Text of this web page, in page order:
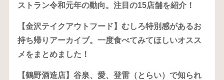
ストラン令和元年の動向。注目の15店舗を紹介！
【金沢テイクアウトフード】むしろ特別感があるお
持ち帰りアーカイブ。一度食べてみてほしいオスス
メをまとめました！
【鶴野酒造店】谷泉、愛、登雷（とらい）で知られ